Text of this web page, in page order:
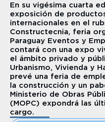
En su vigésima cuarta
exposición de
internacionales en el
Constructecnia, feria
Paraguay Eventos y
contará con una expo
el ámbito privado y
Urbanismo, Vivienda y
prevé una feria de
la construcción y un
Ministerio de Obras
(MOPC) expondrá las
cargo.